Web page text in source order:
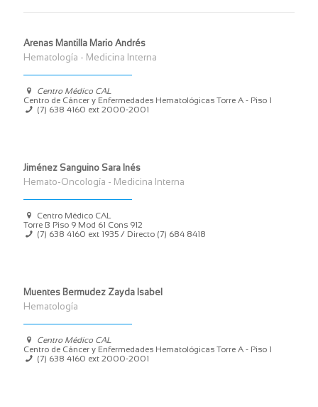
Arenas Mantilla Mario Andrés
Hematología - Medicina Interna
Centro Médico CAL
Centro de Cáncer y Enfermedades Hematológicas Torre A - Piso 1
(7) 638 4160 ext 2000-2001
Jiménez Sanguino Sara Inés
Hemato-Oncología - Medicina Interna
Centro Médico CAL
Torre B Piso 9 Mod 61 Cons 912
(7) 638 4160 ext 1935 / Directo (7) 684 8418
Muentes Bermudez Zayda Isabel
Hematología
Centro Médico CAL
Centro de Cáncer y Enfermedades Hematológicas Torre A - Piso 1
(7) 638 4160 ext 2000-2001